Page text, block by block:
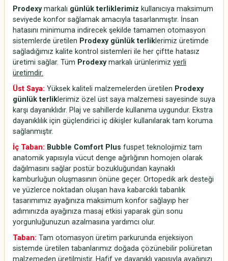
Prodexymarkalı günlük terliklerimiz kullanıcıya maksimum
seviyede konfor sağlamak amacıyla tasarlanmıştır. İnsan
hatasını minimuma indirecek şekilde tamamen otomasyon
sistemlerde üretilen Prodexy günlük terliklerimiz üretimde
sağladığımız kalite kontrol sistemleri ile her çiftte hatasız
üretimi sağlar. Tüm Prodexymarkalı ürünlerimiz yerli
üretimdir.
Üst Saya: Yüksek kaliteli malzemelerden üretilen Prodexy
günlük terliklerimiz özel üst saya malzemesi sayesinde suya
karşı dayanıklıdır. Plaj ve sahillerde kullanıma uygundur. Ekstra
dayanıklılık için güçlendirici iç dikişler kullanılarak tam koruma
sağlanmıştır.
İç Taban: Bubble Comfort Plus fuspet teknolojimiz tam
anatomik yapısıyla vücut denge ağırlığının homojen olarak
dağılmasını sağlar postür bozukluğundan kaynaklı
kamburluğun oluşmasının önüne geçer. Ortopedik ark desteği
ve yüzlerce noktadan oluşan hava kabarcıklı tabanlık
tasarımımız ayağınıza maksimum konfor sağlayıp her
adımınızda ayağınıza masaj etkisi yaparak gün sonu
yorgunluğunuzun azalmasına yardımcı olur.
Taban: Tam otomasyon üretim parkurunda enjeksiyon
sistemde üretilen tabanlarımız doğada çözünebilir poliüretan
malzemeden üretilmiştir. Hafif ve dayanıklı yapısıyla ayağınızı